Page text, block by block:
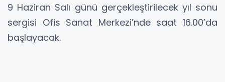
9 Haziran Salı günü gerçekleştirilecek yıl sonu
sergisi Ofis Sanat Merkezi’nde saat 16.00’da
başlayacak.